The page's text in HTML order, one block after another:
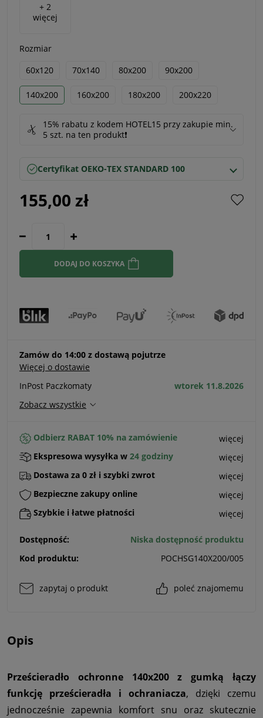
+ 2
więcej
Rozmiar
60x120
70x140 80x200 90x200
140x200 160x200 180x200 200x220
15% rabatu z kodem HOTEL15 przy zakupie min.
5 szt. na ten produkt❗️
Certyfikat OEKO-TEX STANDARD 100
155,00 zł
DODAJ DO KOSZYKA
Zamów do 14:00 z dostawą pojutrze
Więcej o dostawie
InPost Paczkomaty
wtorek 11.8.2026
Zobacz wszystkie
Odbierz RABAT 10% na zamówienie
więcej
Ekspresowa wysyłka w 24 godziny
więcej
Dostawa za 0 zł i szybki zwrot
więcej
Bezpieczne zakupy online
więcej
Szybkie i łatwe płatności
więcej
Dostępność:
Niska dostępność produktu
Kod produktu:
POCHSG140X200/005
zapytaj o produkt poleć znajomemu
Opis
Prześcieradło ochronne 140x200 z gumką łączy
funkcję prześcieradła i ochraniacza, dzięki czemu
jednocześnie zapewnia komfort snu oraz skutecznie